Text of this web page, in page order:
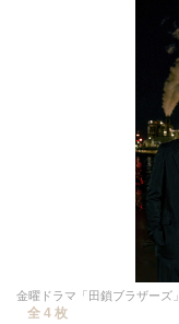
金曜ドラマ「田鎖ブラザーズ
全 4 枚